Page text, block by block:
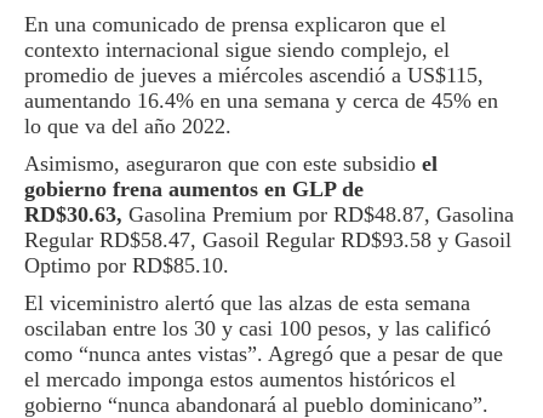
En una comunicado de prensa explicaron que el
contexto internacional sigue siendo complejo, el
promedio de jueves a miércoles ascendió a US$115,
aumentando 16.4% en una semana y cerca de 45% en
lo que va del año 2022.
Asimismo, aseguraron que con este subsidio el
gobierno frena aumentos en GLP de
RD$30.63, Gasolina Premium por RD$48.87, Gasolina
Regular RD$58.47, Gasoil Regular RD$93.58 y Gasoil
Optimo por RD$85.10.
El viceministro alertó que las alzas de esta semana
oscilaban entre los 30 y casi 100 pesos, y las calificó
como “nunca antes vistas”. Agregó que a pesar de que
el mercado imponga estos aumentos históricos el
gobierno “nunca abandonará al pueblo dominicano”.